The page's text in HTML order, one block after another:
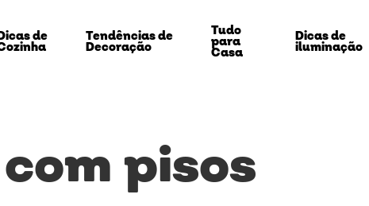
de Tendências de
Decoração
Tudo
para
Casa
Dicas de
iluminação
pisos